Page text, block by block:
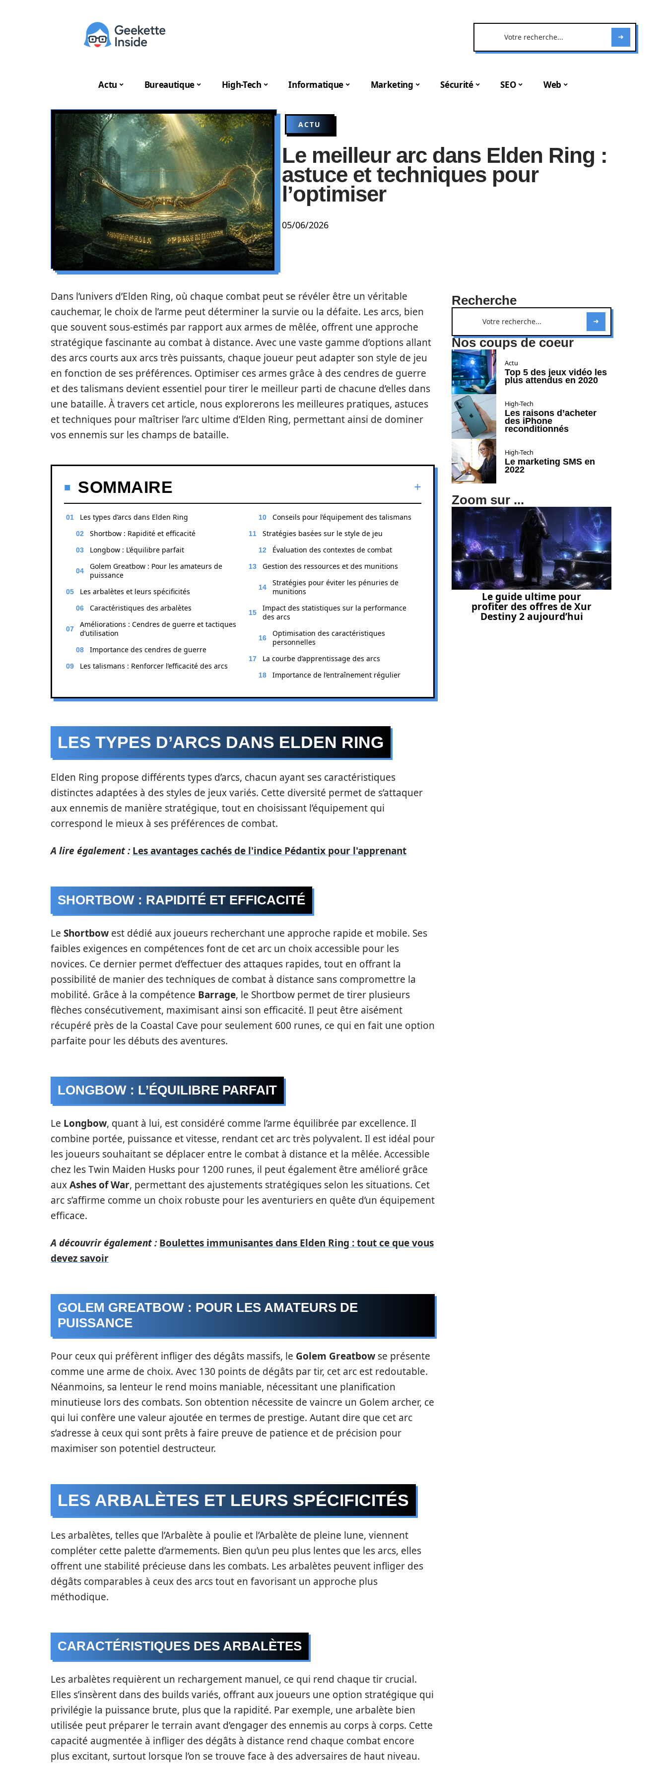
Actu Bureautique High-Tech Informatique Marketing Sécurité SEO Web
ACTU
Le meilleur arc dans Elden Ring :
astuce et techniques pour
l’optimiser
05/06/2026
Dans l’univers d’Elden Ring, où chaque combat peut se révéler être un véritable
cauchemar, le choix de l’arme peut déterminer la survie ou la défaite. Les arcs, bien
que souvent sous-estimés par rapport aux armes de mêlée, offrent une approche
stratégique fascinante au combat à distance. Avec une vaste gamme d’options allant
des arcs courts aux arcs très puissants, chaque joueur peut adapter son style de jeu
en fonction de ses préférences. Optimiser ces armes grâce à des cendres de guerre
et des talismans devient essentiel pour tirer le meilleur parti de chacune d’elles dans
une bataille. À travers cet article, nous explorerons les meilleures pratiques, astuces
et techniques pour maîtriser l’arc ultime d’Elden Ring, permettant ainsi de dominer
vos ennemis sur les champs de bataille.
SOMMAIRE
Les types d’arcs dans Elden Ring
Shortbow : Rapidité et efficacité
Longbow : L’équilibre parfait
Golem Greatbow : Pour les amateurs de
puissance
Les arbalètes et leurs spécificités
Caractéristiques des arbalètes
Améliorations : Cendres de guerre et tactiques
d’utilisation
Importance des cendres de guerre
Les talismans : Renforcer l’efficacité des arcs
Conseils pour l’équipement des talismans
Stratégies basées sur le style de jeu
Évaluation des contextes de combat
Gestion des ressources et des munitions
Stratégies pour éviter les pénuries de
munitions
Impact des statistiques sur la performance
des arcs
Optimisation des caractéristiques
personnelles
La courbe d’apprentissage des arcs
Importance de l’entraînement régulier
LES TYPES D’ARCS DANS ELDEN RING
Elden Ring propose différents types d’arcs, chacun ayant ses caractéristiques
distinctes adaptées à des styles de jeux variés. Cette diversité permet de s’attaquer
aux ennemis de manière stratégique, tout en choisissant l’équipement qui
correspond le mieux à ses préférences de combat.
A lire également : Les avantages cachés de l'indice Pédantix pour l'apprenant
SHORTBOW : RAPIDITÉ ET EFFICACITÉ
Le Shortbow est dédié aux joueurs recherchant une approche rapide et mobile. Ses
faibles exigences en compétences font de cet arc un choix accessible pour les
novices. Ce dernier permet d’effectuer des attaques rapides, tout en offrant la
possibilité de manier des techniques de combat à distance sans compromettre la
mobilité. Grâce à la compétence Barrage, le Shortbow permet de tirer plusieurs
flèches consécutivement, maximisant ainsi son efficacité. Il peut être aisément
récupéré près de la Coastal Cave pour seulement 600 runes, ce qui en fait une option
parfaite pour les débuts des aventures.
LONGBOW : L’ÉQUILIBRE PARFAIT
Le Longbow, quant à lui, est considéré comme l’arme équilibrée par excellence. Il
combine portée, puissance et vitesse, rendant cet arc très polyvalent. Il est idéal pour
les joueurs souhaitant se déplacer entre le combat à distance et la mêlée. Accessible
chez les Twin Maiden Husks pour 1200 runes, il peut également être amélioré grâce
auxAshes of War, permettant des ajustements stratégiques selon les situations. Cet
arc s’affirme comme un choix robuste pour les aventuriers en quête d’un équipement
efficace.
A découvrir également : Boulettes immunisantes dans Elden Ring : tout ce que vous
devez savoir
GOLEM GREATBOW : POUR LES AMATEURS DE
PUISSANCE
Pour ceux qui préfèrent infliger des dégâts massifs, le Golem Greatbow se présente
comme une arme de choix. Avec 130 points de dégâts par tir, cet arc est redoutable.
Néanmoins, sa lenteur le rend moins maniable, nécessitant une planification
minutieuse lors des combats. Son obtention nécessite de vaincre un Golem archer, ce
qui lui confère une valeur ajoutée en termes de prestige. Autant dire que cet arc
s’adresse à ceux qui sont prêts à faire preuve de patience et de précision pour
maximiser son potentiel destructeur.
LES ARBALÈTES ET LEURS SPÉCIFICITÉS
Les arbalètes, telles que l’Arbalète à poulie et l’Arbalète de pleine lune, viennent
compléter cette palette d’armements. Bien qu’un peu plus lentes que les arcs, elles
offrent une stabilité précieuse dans les combats. Les arbalètes peuvent infliger des
dégâts comparables à ceux des arcs tout en favorisant un approche plus
méthodique.
CARACTÉRISTIQUES DES ARBALÈTES
Les arbalètes requièrent un rechargement manuel, ce qui rend chaque tir crucial.
Elles s’insèrent dans des builds variés, offrant aux joueurs une option stratégique qui
privilégie la puissance brute, plus que la rapidité. Par exemple, une arbalète bien
utilisée peut préparer le terrain avant d’engager des ennemis au corps à corps. Cette
capacité augmentée à infliger des dégâts à distance rend chaque combat encore
plus excitant, surtout lorsque l’on se trouve face à des adversaires de haut niveau.
Recherche
Nos coups de coeur
Actu
Top 5 des jeux vidéo les
plus attendus en 2020
High-Tech
Les raisons d’acheter
des iPhone
reconditionnés
High-Tech
Le marketing SMS en
2022
Zoom sur ...
Le guide ultime pour
profiter des offres de Xur
Destiny 2 aujourd’hui